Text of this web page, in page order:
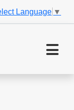
Language ▼